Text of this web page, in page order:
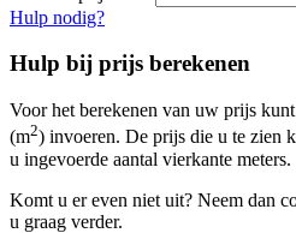
Hulp nodig?
Hulp bij prijs berekenen
Voor het berekenen van uw prijs
(m2) invoeren. De prijs die u te zien
u ingevoerde aantal vierkante meters.
Komt u er even niet uit? Neem dan
u graag verder.